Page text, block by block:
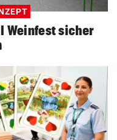
Weinfest sicher